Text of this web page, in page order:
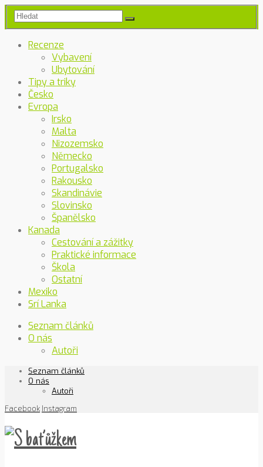
Recenze
Vybavení
Ubytování
Tipy a triky
Česko
Evropa
Irsko
Malta
Nizozemsko
Německo
Portugalsko
Rakousko
Skandinávie
Slovinsko
Španělsko
Kanada
Cestování a zážitky
Praktické informace
Škola
Ostatní
Mexiko
Srí Lanka
Seznam článků
O nás
Autoři
Seznam článků
O nás
Autoři
Facebook Instagram